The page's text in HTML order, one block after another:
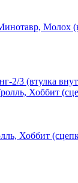
Молох
2/3 (втулка
Хоббит